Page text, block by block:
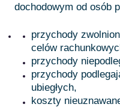
dochodowym od osób
przychody
celów
przychody
przychody
ubiegłych,
koszty